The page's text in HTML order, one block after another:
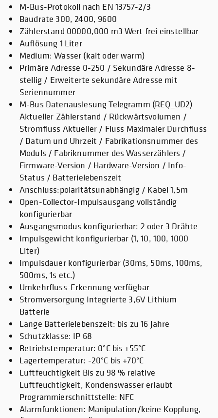
M-Bus-Protokoll nach EN 13757-2/3
Baudrate 300, 2400, 9600
Zählerstand 00000,000 m3 Wert frei einstellbar
Auflösung 1 Liter
Medium: Wasser (kalt oder warm)
Primäre Adresse 0-250 / Sekundäre Adresse 8-
stellig / Erweiterte sekundäre Adresse mit
Seriennummer
M-Bus Datenauslesung Telegramm (REQ_UD2)
Aktueller Zählerstand / Rückwärtsvolumen /
Stromfluss Aktueller / Fluss Maximaler Durchfluss
/ Datum und Uhrzeit / Fabrikationsnummer des
Moduls / Fabriknummer des Wasserzählers /
Firmware-Version / Hardware-Version / Info-
Status / Batterielebenszeit
Anschluss:polaritätsunabhängig / Kabel 1,5m
Open-Collector-Impulsausgang vollständig
konfigurierbar
Ausgangsmodus konfigurierbar: 2 oder 3 Drähte
Impulsgewicht konfigurierbar (1, 10, 100, 1000
Liter)
Impulsdauer konfigurierbar (30ms, 50ms, 100ms,
500ms, 1s etc.)
Umkehrfluss-Erkennung verfügbar
Stromversorgung Integrierte 3,6V Lithium
Batterie
Lange Batterielebenszeit: bis zu 16 Jahre
Schutzklasse: IP 68
Betriebstemperatur: 0°C bis +55°C
Lagertemperatur: -20°C bis +70°C
Luftfeuchtigkeit Bis zu 98 % relative
Luftfeuchtigkeit, Kondenswasser erlaubt
Programmierschnittstelle: NFC
Alarmfunktionen: Manipulation/keine Kopplung,